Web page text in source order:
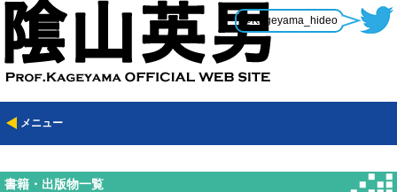
@Kageyama_hideo
メニュー
書籍・出版物一覧